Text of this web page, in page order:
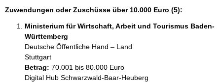
Zuwendungen oder Zuschüsse über 10.000 Euro (5):
Ministerium für Wirtschaft, Arbeit und Tourismus Baden-
Württemberg
Deutsche Öffentliche Hand – Land
Stuttgart
Betrag: 70.001 bis 80.000 Euro
Digital Hub Schwarzwald-Baar-Heuberg